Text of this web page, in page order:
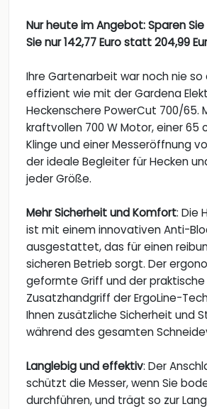
Nur heute im Angebot: Sparen Sie
Sie nur 142,77 Euro statt 204,99
Ihre Gartenarbeit war noch nie so
effizient wie mit der Gardena
Heckenschere PowerCut 700/65.
kraftvollen 700 W Motor, einer 65
Klinge und einer Messeröffnung
der ideale Begleiter für Hecken
jeder Größe.
Mehr Sicherheit und Komfort: Die
ist mit einem innovativen Anti-
ausgestattet, das für einen
sicheren Betrieb sorgt. Der
geformte Griff und der praktische
Zusatzhandgriff der ErgoLine-
Ihnen zusätzliche Sicherheit und
während des gesamten
Langlebig und effektiv: Der
schützt die Messer, wenn Sie
durchführen, und trägt so zur